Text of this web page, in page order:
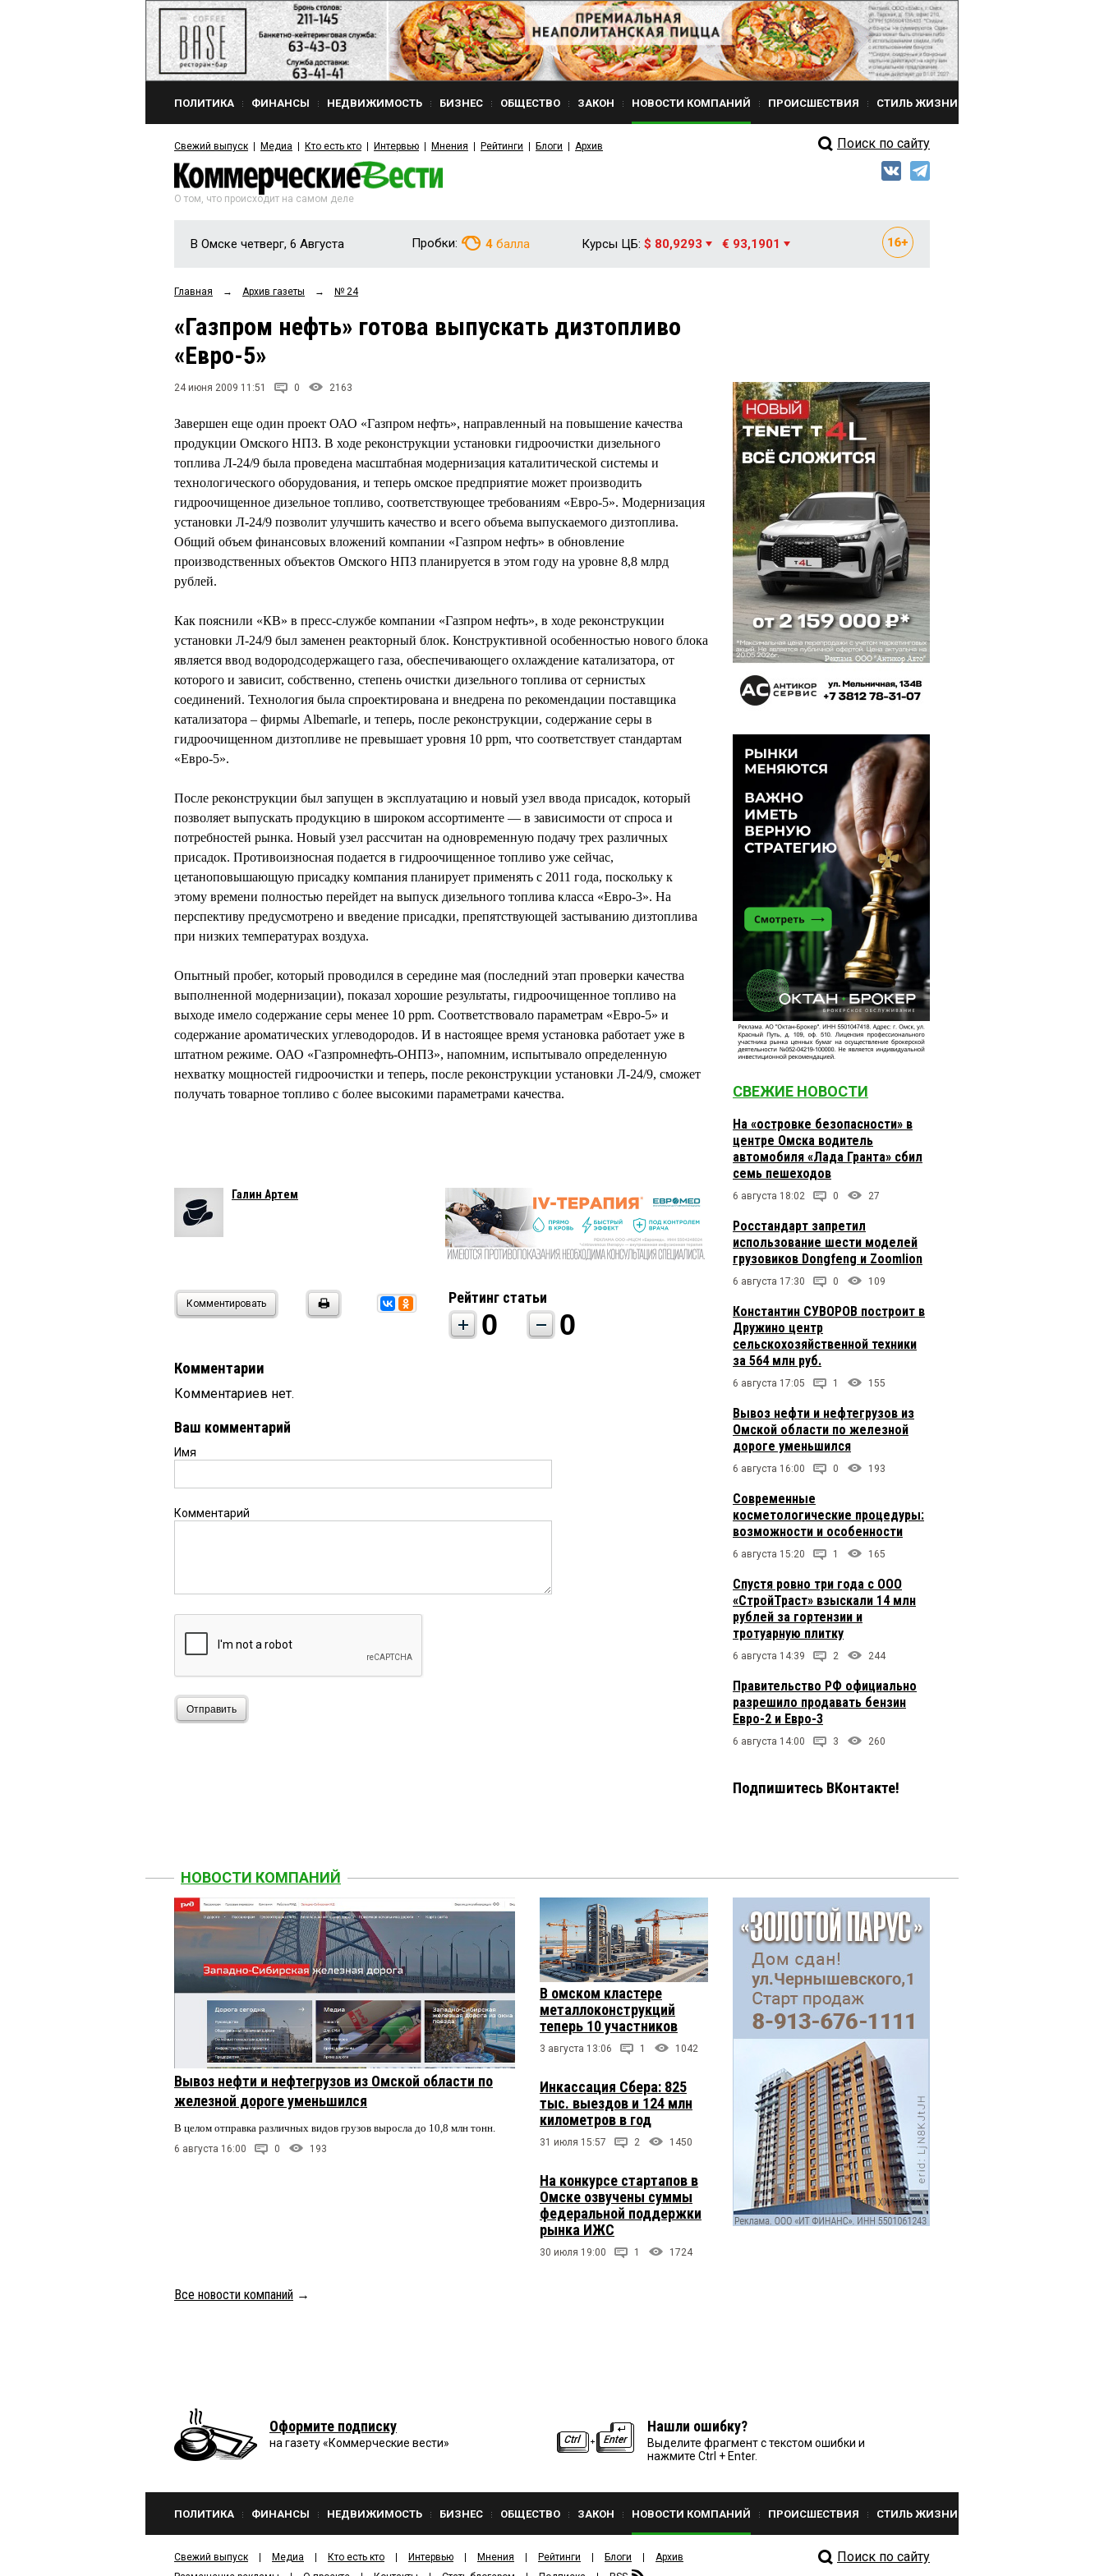
ПОЛИТИКА ФИНАНСЫ НЕДВИЖИМОСТЬ БИЗНЕС ОБЩЕСТВО ЗАКОН НОВОСТИ КОМПАНИЙ ПРОИСШЕСТВИЯ СТИЛЬ ЖИЗНИ
Свежий выпуск Медиа Кто есть кто Интервью Мнения Рейтинги Блоги Архив Поиск по сайту
О том, что происходит на самом деле
В Омске четверг, 6 Августа Пробки: 4 балла Курсы ЦБ: $ 80,9293 € 93,1901
Главная → Архив газеты → № 24
«Газпром нефть» готова выпускать дизтопливо
«Евро-5»
24 июня 2009 11:51 0 2163
Завершен еще один проект ОАО «Газпром нефть», направленный на повышение качества
продукции Омского НПЗ. В ходе реконструкции установки гидроочистки дизельного
топлива Л-24/9 была проведена масштабная модернизация каталитической системы и
технологического оборудования, и теперь омское предприятие может производить
гидроочищенное дизельное топливо, соответствующее требованиям «Евро-5». Модернизация
установки Л-24/9 позволит улучшить качество и всего объема выпускаемого дизтоплива.
Общий объем финансовых вложений компании «Газпром нефть» в обновление
производственных объектов Омского НПЗ планируется в этом году на уровне 8,8 млрд
рублей.
Как пояснили «КВ» в пресс-службе компании «Газпром нефть», в ходе реконструкции
установки Л-24/9 был заменен реакторный блок. Конструктивной особенностью нового блока
является ввод водородсодержащего газа, обеспечивающего охлаждение катализатора, от
которого и зависит, собственно, степень очистки дизельного топлива от сернистых
соединений. Технология была спроектирована и внедрена по рекомендации поставщика
катализатора – фирмы Albemarle, и теперь, после реконструкции, содержание серы в
гидроочищенном дизтопливе не превышает уровня 10 ppm, что соответствует стандартам
«Евро-5».
После реконструкции был запущен в эксплуатацию и новый узел ввода присадок, который
позволяет выпускать продукцию в широком ассортименте — в зависимости от спроса и
потребностей рынка. Новый узел рассчитан на одновременную подачу трех различных
присадок. Противоизносная подается в гидроочищенное топливо уже сейчас,
цетаноповышающую присадку компания планирует применять с 2011 года, поскольку к
этому времени полностью перейдет на выпуск дизельного топлива класса «Евро-3». На
перспективу предусмотрено и введение присадки, препятствующей застыванию дизтоплива
при низких температурах воздуха.
Опытный пробег, который проводился в середине мая (последний этап проверки качества
выполненной модернизации), показал хорошие результаты, гидроочищенное топливо на
выходе имело содержание серы менее 10 ppm. Соответствовало параметрам «Евро-5» и
содержание ароматических углеводородов. И в настоящее время установка работает уже в
штатном режиме. ОАО «Газпромнефть-ОНПЗ», напомним, испытывало определенную
нехватку мощностей гидроочистки и теперь, после реконструкции установки Л-24/9, сможет
получать товарное топливо с более высокими параметрами качества.
Галин Артем
Комментировать Рейтинг статьи
0 0
Комментарии
Комментариев нет.
Ваш комментарий
Имя
Комментарий
Отправить
СВЕЖИЕ НОВОСТИ
На «островке безопасности» в
центре Омска водитель
автомобиля «Лада Гранта» сбил
семь пешеходов
6 августа 18:02 0 27
Росстандарт запретил
использование шести моделей
грузовиков Dongfeng и Zoomlion
6 августа 17:30 0 109
Константин СУВОРОВ построит в
Дружино центр
сельскохозяйственной техники
за 564 млн руб.
6 августа 17:05 1 155
Вывоз нефти и нефтегрузов из
Омской области по железной
дороге уменьшился
6 августа 16:00 0 193
Современные
косметологические процедуры:
возможности и особенности
6 августа 15:20 1 165
Спустя ровно три года с ООО
«СтройТраст» взыскали 14 млн
рублей за гортензии и
тротуарную плитку
6 августа 14:39 2 244
Правительство РФ официально
разрешило продавать бензин
Евро-2 и Евро-3
6 августа 14:00 3 260
Подпишитесь ВКонтакте!
НОВОСТИ КОМПАНИЙ
Вывоз нефти и нефтегрузов из Омской области по
железной дороге уменьшился
В целом отправка различных видов грузов выросла до 10,8 млн тонн.
6 августа 16:00 0 193
В омском кластере
металлоконструкций
теперь 10 участников
3 августа 13:06 1 1042
Инкассация Сбера: 825
тыс. выездов и 124 млн
километров в год
31 июля 15:57 2 1450
На конкурсе стартапов в
Омске озвучены суммы
федеральной поддержки
рынка ИЖС
30 июля 19:00 1 1724
Все новости компаний →
Оформите подписку
на газету «Коммерческие вести»
Нашли ошибку?
Выделите фрагмент с текстом ошибки и
нажмите Ctrl + Enter.
ПОЛИТИКА ФИНАНСЫ НЕДВИЖИМОСТЬ БИЗНЕС ОБЩЕСТВО ЗАКОН НОВОСТИ КОМПАНИЙ ПРОИСШЕСТВИЯ СТИЛЬ ЖИЗНИ
Свежий выпуск Медиа Кто есть кто Интервью Мнения Рейтинги Блоги
Архив
Поиск по сайту